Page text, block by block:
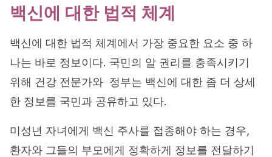
백신에 대한 법적 체계
백신에 대한 법적 체계에서 가장 중요한 요소 중 하
나는 바로 정보이다. 국민의 알 권리를 충족시키기
위해 건강 전문가와 정부는 백신에 대한 좀 더 상세
한 정보를 국민과 공유하고 있다.
미성년 자녀에게 백신 주사를 접종해야 하는 경우,
환자와 그들의 부모에게 정확하게 정보를 전달하기